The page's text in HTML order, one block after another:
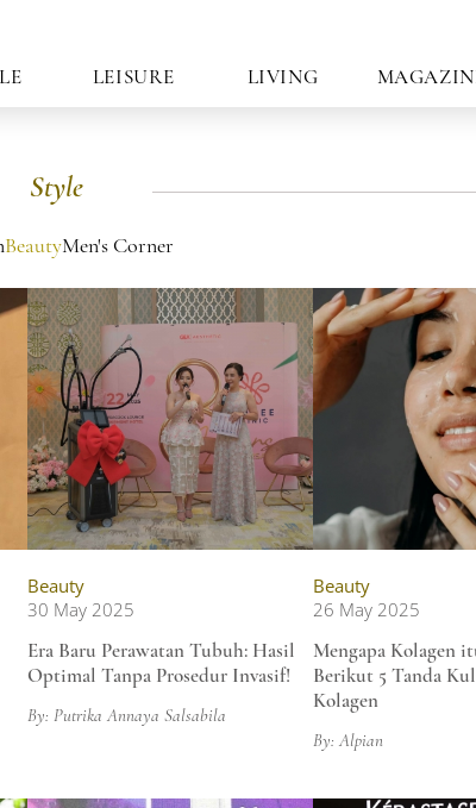
LEISURE LIVING
Style
BeautyMen's Corner
Beauty
30 May 2025
Era Baru Perawatan Tubuh: Hasil
Optimal Tanpa Prosedur Invasif!
By: Putrika Annaya Salsabila
Beauty
26 May 2025
Mengapa Kolagen
Berikut 5 Tanda
Kolagen
By: Alpian